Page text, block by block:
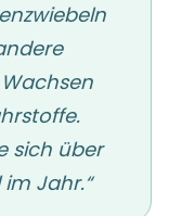
sich über
Jahr.“